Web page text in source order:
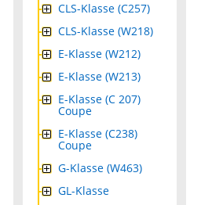
CLS-Klasse (C257)
CLS-Klasse (W218)
E-Klasse (W212)
E-Klasse (W213)
E-Klasse (C 207)
Coupe
E-Klasse (C238)
Coupe
G-Klasse (W463)
GL-Klasse